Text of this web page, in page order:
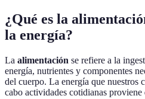
¿Qué es la
la energía?
La alimentación se refiere a la
energía, nutrientes y componentes
del cuerpo. La energía que nuestros
cabo actividades cotidianas proviene